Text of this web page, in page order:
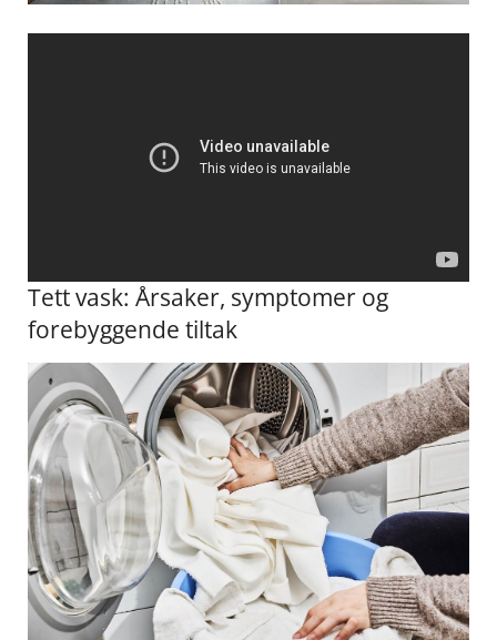
Tett vask:‌ Årsaker, symptomer og
forebyggende tiltak